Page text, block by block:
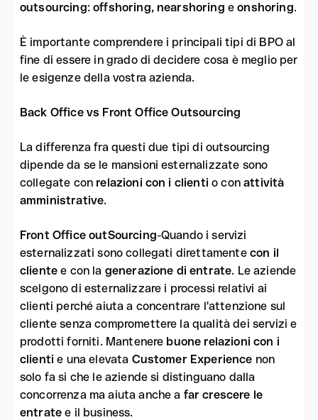
outsourcing:offshoring, nearshoring eonshoring.
È importante comprendere i principali tipi di BPO al
fine di essere in grado di decidere cosa è meglio per
le esigenze della vostra azienda.
Back Office vs Front Office Outsourcing
La differenza fra questi due tipi di outsourcing
dipende da se le mansioni esternalizzate sono
collegate con relazioni con i clienti o conattività
amministrative.
Front Office outSourcing-Quando i servizi
esternalizzati sono collegati direttamente con il
clientee con la generazione di entrate. Le aziende
scelgono di esternalizzare i processi relativi ai
clienti perché aiuta a concentrare l'attenzione sul
cliente senza compromettere la qualità dei servizi e
prodotti forniti. Mantenere buone relazioni con i
clienti e una elevata Customer Experience non
solo fa si che le aziende si distinguano dalla
concorrenza ma aiuta anche a far crescere le
entrate e il business.